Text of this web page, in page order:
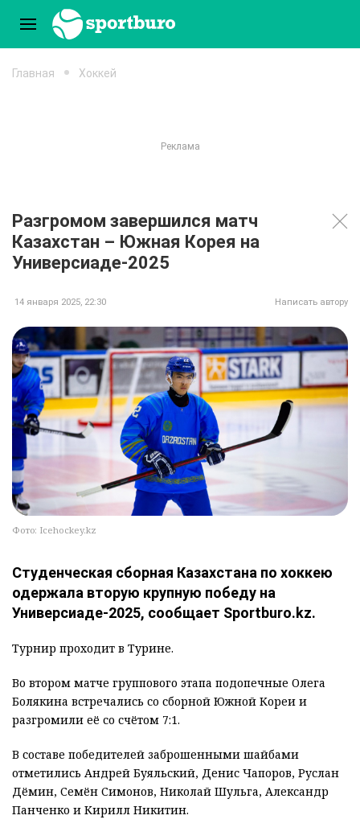
Главная Хоккей
Разгромом завершился матч
Казахстан – Южная Корея на
Универсиаде-2025
14 января 2025, 22:30 Написать автору
Фото: Icehockey.kz
Студенческая сборная Казахстана по хоккею
одержала вторую крупную победу на
Универсиаде-2025, сообщает Sportburo.kz.
Турнир проходит в Турине.
Во втором матче группового этапа подопечные Олега
Болякина встречались со сборной Южной Кореи и
разгромили её со счётом 7:1.
В составе победителей заброшенными шайбами
отметились Андрей Буяльский, Денис Чапоров, Руслан
Дёмин, Семён Симонов, Николай Шульга, Александр
Панченко и Кирилл Никитин.